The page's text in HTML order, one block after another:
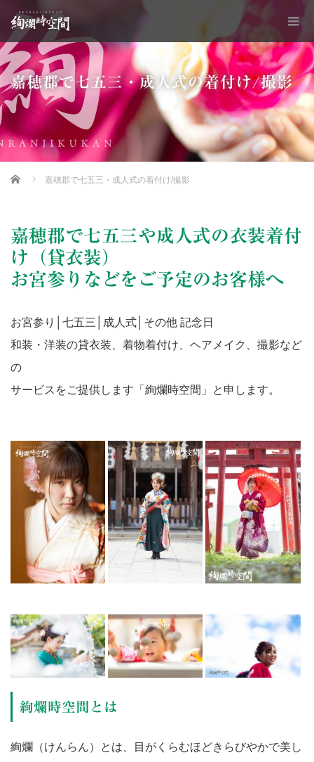
嘉穂郡で七五三・成人式の着付け/撮影
Home 嘉穂郡で七五三・成人式の着付け/撮影
嘉穂郡で七五三や成人式の衣装着付
け（貸衣装）
お宮参りなどをご予定のお客様へ
お宮参り│七五三│成人式│その他 記念日
和装・洋装の貸衣装、着物着付け、ヘアメイク、撮影など
の
サービスをご提供します「絢爛時空間」と申します。
絢爛時空間とは
絢爛（けんらん）とは、目がくらむほどきらびやかで美し